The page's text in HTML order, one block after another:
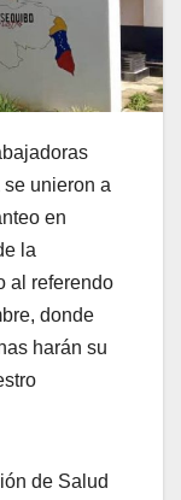
unieron a
en
la
al referendo
donde
harán su
de Salud